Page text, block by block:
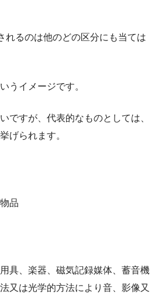
れるのは他のどの区分にも当ては
うイメージです。
ですが、代表的なものとしては、
げられます。
品
具、楽器、磁気記録媒体、蓄音機
又は光学的方法により音、影像又